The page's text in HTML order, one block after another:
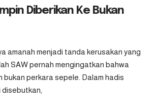
Diberikan Ke Bukan
amanah menjadi tanda kerusakan yang
SAW pernah mengingatkan bahwa
bukan perkara sepele. Dalam hadis